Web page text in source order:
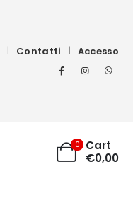
Contatti Accesso
0
Cart
€0,00